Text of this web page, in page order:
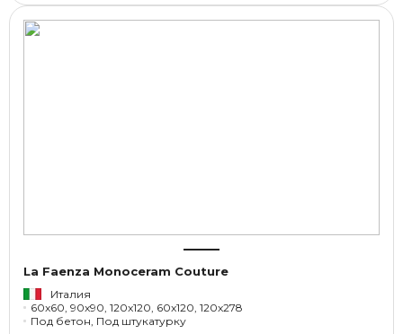
La Faenza Monoceram Couture
Италия
60x60, 90x90, 120x120, 60x120, 120x278
Под бетон, Под штукатурку